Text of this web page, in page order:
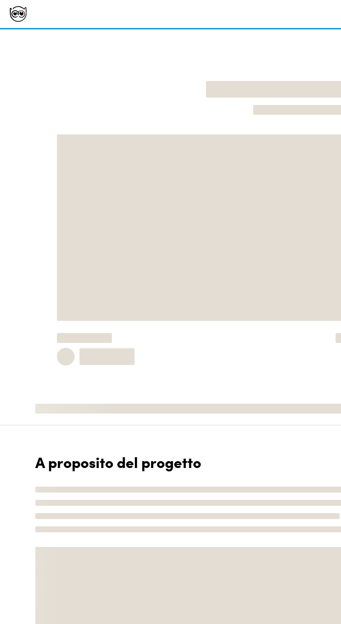
A proposito del progetto